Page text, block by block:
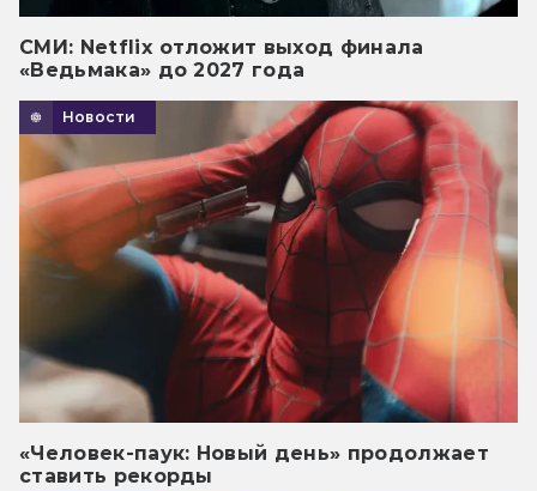
СМИ: Netflix отложит выход финала
«Ведьмака» до 2027 года
Новости
«Человек-паук: Новый день» продолжает
ставить рекорды